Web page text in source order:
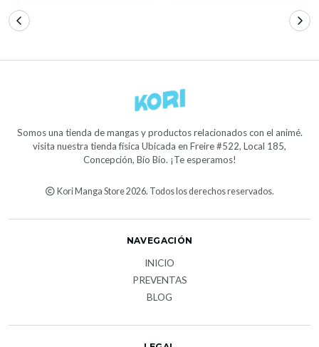
Somos una tienda de mangas y productos relacionados con el animé.
visita nuestra tienda física Ubicada en Freire #522, Local 185,
Concepción, Bío Bío. ¡Te esperamos!
Kori Manga Store 2026. Todos los derechos reservados.
NAVEGACIÓN
INICIO
PREVENTAS
BLOG